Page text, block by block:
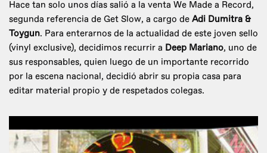
Hace tan solo unos días salió a la venta We Made a Record,
segunda referencia de Get Slow, a cargo de Adi Dumitra &
Toygun. Para enterarnos de la actualidad de este joven sello
(vinyl exclusive), decidimos recurrir a Deep Mariano, uno de
sus responsables, quien luego de un importante recorrido
por la escena nacional, decidió abrir su propia casa para
editar material propio y de respetados colegas.